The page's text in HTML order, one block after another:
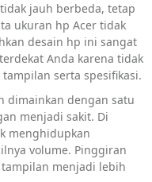
jauh berbeda, tetap
ukuran hp Acer tidak
desain hp ini sangat
Anda karena tidak
serta spesifikasi.
dimainkan dengan satu
menjadi sakit. Di
menghidupkan
volume. Pinggiran
menjadi lebih